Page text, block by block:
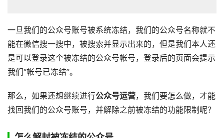
一旦我们的公众号账号被系统冻结，我们的公众号名称就不
能在微信搜一搜中，被搜索并显示出来的，但是我们本人还
是可以登录这个被冻结的公众号帐号，登录后的页面会提示
我们“帐号已冻结”。
那么，如果还想继续进行公众号运营，我们要怎么做，才能
找回我们的公众号账号，并解除之前被冻结的功能限制呢？